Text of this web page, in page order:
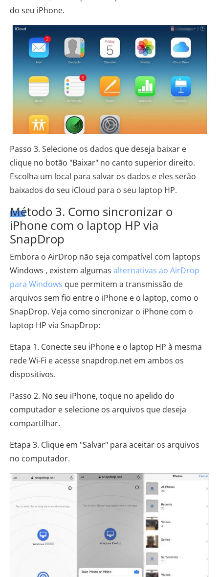
do seu iPhone.
Passo 3. Selecione os dados que deseja baixar e
clique no botão "Baixar" no canto superior direito.
Escolha um local para salvar os dados e eles serão
baixados do seu iCloud para o seu laptop HP.
Método 3. Como sincronizar o
iPhone com o laptop HP via
SnapDrop
Embora o AirDrop não seja compatível com laptops
Windows , existem algumas alternativas ao AirDrop
para Windows que permitem a transmissão de
arquivos sem fio entre o iPhone e o laptop, como o
SnapDrop. Veja como sincronizar o iPhone com o
laptop HP via SnapDrop:
Etapa 1. Conecte seu iPhone e o laptop HP à mesma
rede Wi-Fi e acesse snapdrop.net em ambos os
dispositivos.
Passo 2. No seu iPhone, toque no apelido do
computador e selecione os arquivos que deseja
compartilhar.
Etapa 3. Clique em "Salvar" para aceitar os arquivos
no computador.